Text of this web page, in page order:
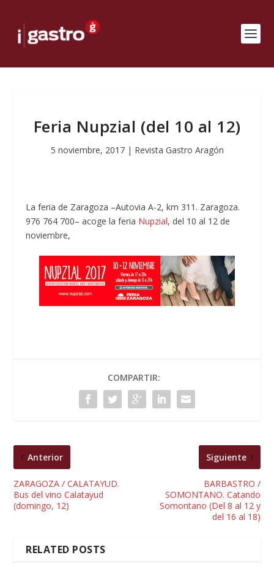
Feria Nupzial (del 10 al 12)
5 noviembre, 2017| Revista Gastro Aragón
La feria de Zaragoza –Autovia A-2, km 311. Zaragoza.
976 764 700– acoge la feria Nupzial, del 10 al 12 de
noviembre,
COMPARTIR:
Anterior
ZARAGOZA / CALATAYUD.
Bus del vino Calatayud
(domingo, 12)
Siguiente
BARBASTRO /
SOMONTANO. Catando
Somontano (Del 8 al 12 y
del 16 al 18)
RELATED POSTS